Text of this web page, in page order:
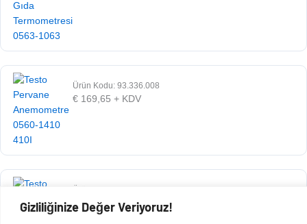
Gizliliğinize Değer Veriyoruz!
Ürün Kodu: 93.336.008
€ 169,65 + KDV
€ 660,42+ KDV